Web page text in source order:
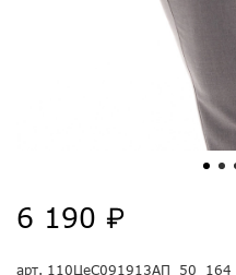
арт. 110ЦеС091913АП_50_164
6 190 ₽